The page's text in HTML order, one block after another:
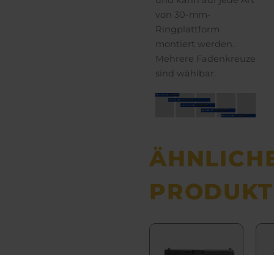
von 30-mm-
Ringplattform
montiert werden.
Mehrere Fadenkreuze
sind wählbar.
war:
ist: